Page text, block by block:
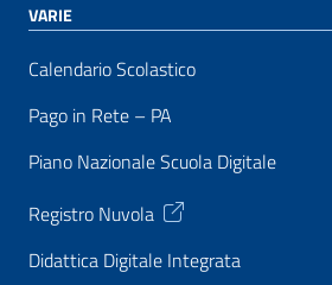
VARIE
Calendario Scolastico
Pago in Rete – PA
Piano Nazionale Scuola Digitale
Registro Nuvola
Didattica Digitale Integrata